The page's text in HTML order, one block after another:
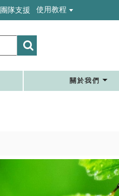
團隊支援 使用教程
關於我們